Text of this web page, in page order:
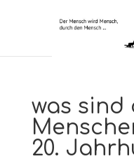
was sind
20.